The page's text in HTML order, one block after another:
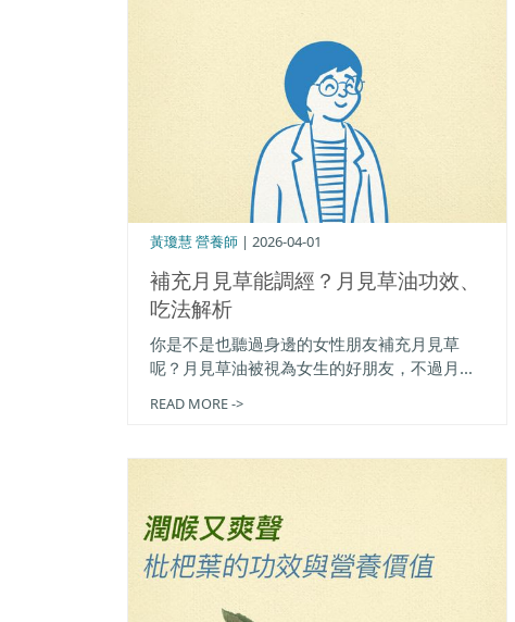
補充月見草能調經？月見草油功效、
吃法解析
黃瓊慧 營養師 | 2026-04-01
你是不是也聽過身邊的女性朋友補充月見草
呢？月見草油被視為女生的好朋友，不過月...
READ MORE ->